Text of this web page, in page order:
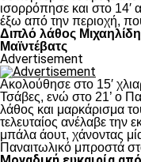
ισορρόπησε και στο 14′
έξω από την περιοχή,
Διπλό λάθος
Μαϊντέβατς
Advertisement
Ακολούθησε στο 15′
Τσάβες, ενώ στο 21’ ο
λάθος και μαρκάρισμα
τελευταίος ανέλαβε την
μπάλα άουτ, χάνοντας
Παναιτωλικό μπροστά